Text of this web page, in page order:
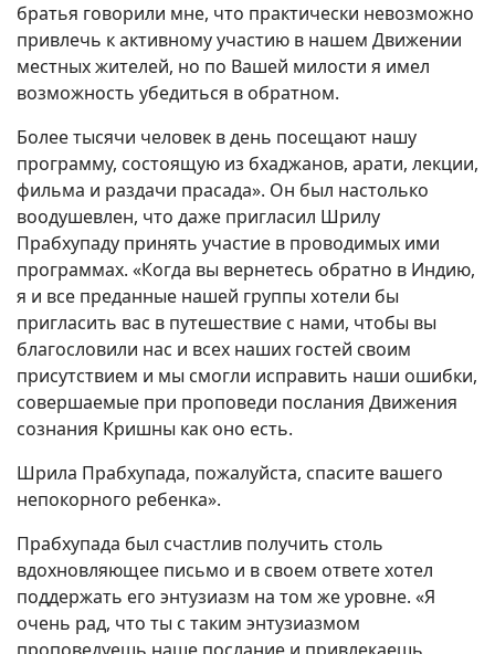
братья говорили мне, что практически невозможно
привлечь к активному участию в нашем Движении
местных жителей, но по Вашей милости я имел
возможность убедиться в обратном.
Более тысячи человек в день посещают нашу
программу, состоящую из бхаджанов, арати, лекции,
фильма и раздачи прасада». Он был настолько
воодушевлен, что даже пригласил Шрилу
Прабхупаду принять участие в проводимых ими
программах. «Когда вы вернетесь обратно в Индию,
я и все преданные нашей группы хотели бы
пригласить вас в путешествие с нами, чтобы вы
благословили нас и всех наших гостей своим
присутствием и мы смогли исправить наши ошибки,
совершаемые при проповеди послания Движения
сознания Кришны как оно есть.
Шрила Прабхупада, пожалуйста, спасите вашего
непокорного ребенка».
Прабхупада был счастлив получить столь
вдохновляющее письмо и в своем ответе хотел
поддержать его энтузиазм на том же уровне. «Я
очень рад, что ты с таким энтузиазмом